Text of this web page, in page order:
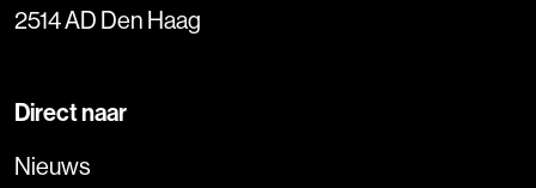
2514 AD Den Haag
Direct naar
Nieuws